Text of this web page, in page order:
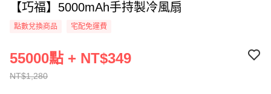
【巧福】5000mAh手持製冷風扇
點數兌換商品 宅配免運費
NT$1,280
55000點 + NT$349